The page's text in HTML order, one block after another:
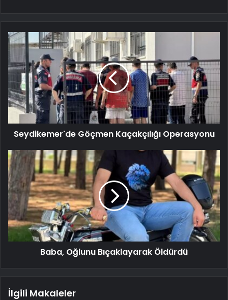
Seydikemer'de Göçmen Kaçakçılığı Operasyonu
Baba, Oğlunu Bıçaklayarak Öldürdü
İlgili Makaleler